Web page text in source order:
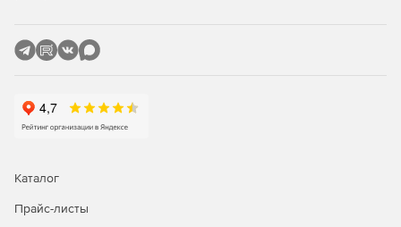
При использовании макросов возможность быстрого
Заданное примечание для папок и документов
выводится в таблице;
ценах и индексах при загрузке данных из сплит-
формы;
Каталог
Прайс-листы